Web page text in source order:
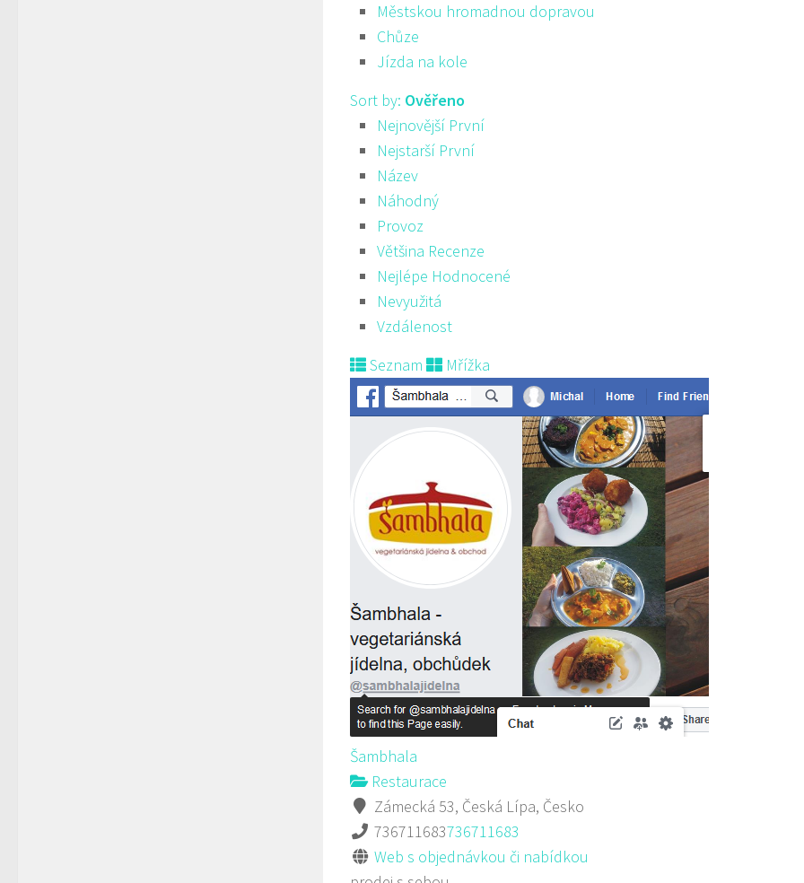
Městskou hromadnou dopravou
Chůze
Jízda na kole
Sort by: Ověřeno
Nejnovější První
Nejstarší První
Název
Náhodný
Provoz
Většina Recenze
Nejlépe Hodnocené
Nevyužitá
Vzdálenost
Seznam
Mřížka
Šambhala
Restaurace
Zámecká 53, Česká Lípa, Česko
736711683736711683
Web s objednávkou či nabídkou